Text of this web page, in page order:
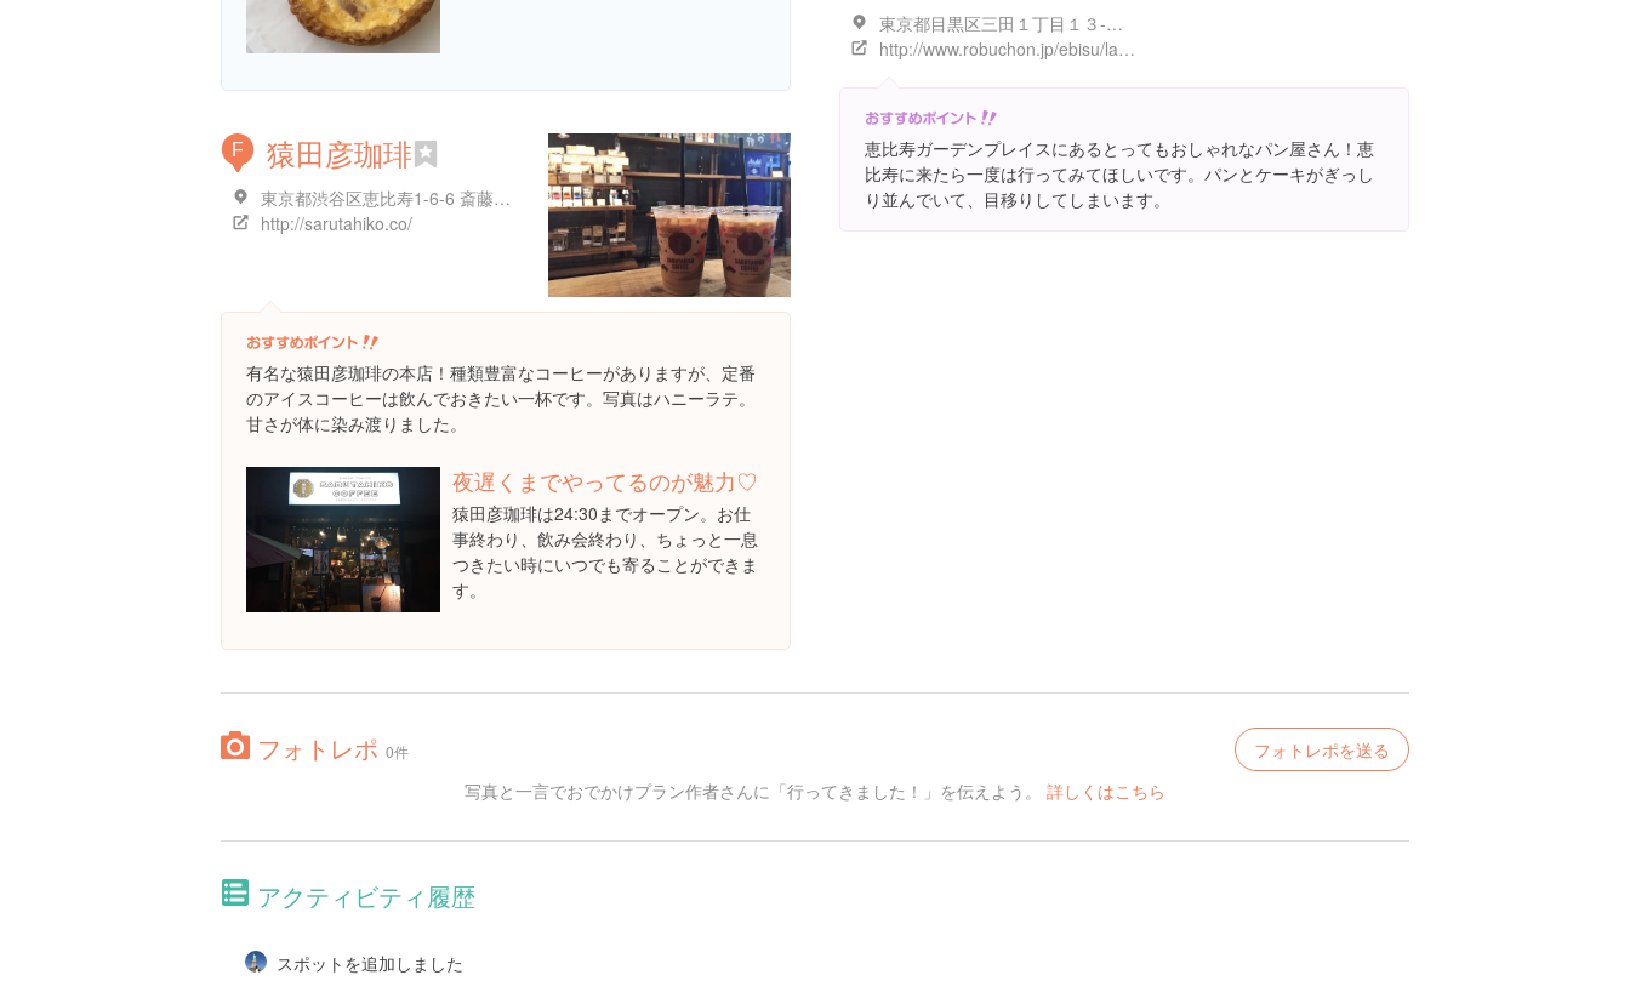
東京都目黒区三田１丁目１３-１ 恵比寿ガーデンプレイス内 B1F
http://www.robuchon.jp/ebisu/la_boutique.html
恵比寿ガーデンプレイスにあるとってもおしゃれなパン屋さん！恵
比寿に来たら一度は行ってみてほしいです。パンとケーキがぎっし
り並んでいて、目移りしてしまいます。
F 猿田彦珈琲
東京都渋谷区恵比寿1-6-6 斎藤ビル１F
http://sarutahiko.co/
有名な猿田彦珈琲の本店！種類豊富なコーヒーがありますが、定番
のアイスコーヒーは飲んでおきたい一杯です。写真はハニーラテ。
甘さが体に染み渡りました。
夜遅くまでやってるのが魅力♡
猿田彦珈琲は24:30までオープン。お仕
事終わり、飲み会終わり、ちょっと一息
つきたい時にいつでも寄ることができま
す。
フォトレポ 0件
フォトレポを送る
写真と一言でおでかけプラン作者さんに「行ってきました！」を伝えよう。 詳しくはこちら
アクティビティ履歴
スポットを追加しました